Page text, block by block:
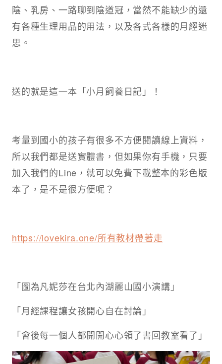
陰、乳房、一路聊到陰道冠，當然不能缺少的還
有各種生理用品的用法，以及各式各樣的月經迷
思。
送的就是這一本「小月飼養日記」！
考量到國小的孩子有很多不方便閱讀線上資料，
所以我們都是送實體書，但如果你有手機，只要
加入我們的Line，就可以免費下載整本的彩色版
本了，是不是很方便呢？
https://lovekira.one/所有教材帶著走
「圖為凡妮莎在台北內湖麗山國小演講」
「月經課程讓女孩開心自在討論」
「會後每一個人都開開心心領了書回教室看了」